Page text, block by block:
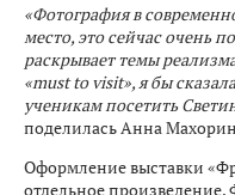
«Фотография в
место, это сейчас очень
раскрывает темы
«must to visit», я бы
ученикам посетить
поделилась Анна
Оформление выставки
отдельное